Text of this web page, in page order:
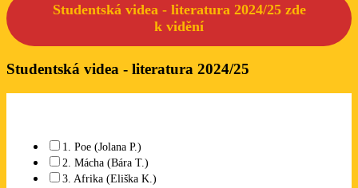
Studentská videa - literatura 2024/25 zde
k vidění
Studentská videa - literatura 2024/25
1. Poe (Jolana P.)
2. Mácha (Bára T.)
3. Afrika (Eliška K.)